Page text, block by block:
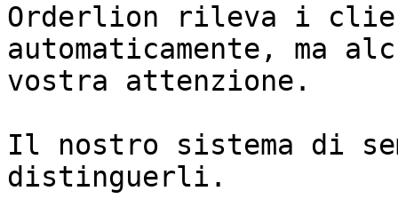
Orderlion rileva i
automaticamente, ma
vostra attenzione.
Il nostro sistema di
distinguerli.